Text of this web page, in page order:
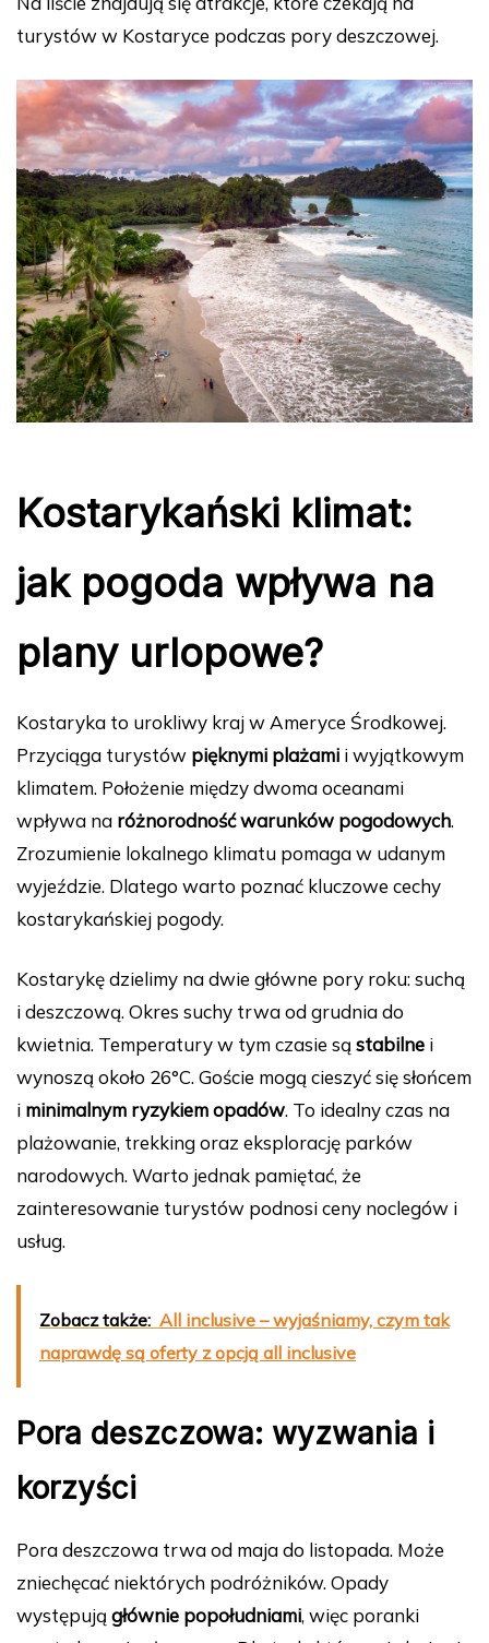
turystów w Kostaryce podczas pory deszczowej.
Kostarykański klimat:
jak pogoda wpływa na
plany urlopowe?
Kostaryka to urokliwy kraj w Ameryce Środkowej.
Przyciąga turystów pięknymi plażami i wyjątkowym
klimatem. Położenie między dwoma oceanami
wpływa na różnorodność warunków pogodowych.
Zrozumienie lokalnego klimatu pomaga w udanym
wyjeździe. Dlatego warto poznać kluczowe cechy
kostarykańskiej pogody.
Kostarykę dzielimy na dwie główne pory roku: suchą
i deszczową. Okres suchy trwa od grudnia do
kwietnia. Temperatury w tym czasie są stabilne i
wynoszą około 26°C. Goście mogą cieszyć się słońcem
i minimalnym ryzykiem opadów. To idealny czas na
plażowanie, trekking oraz eksplorację parków
narodowych. Warto jednak pamiętać, że
zainteresowanie turystów podnosi ceny noclegów i
usług.
Zobacz także: All inclusive – wyjaśniamy, czym tak
naprawdę są oferty z opcją all inclusive
Pora deszczowa: wyzwania i
korzyści
Pora deszczowa trwa od maja do listopada. Może
zniechęcać niektórych podróżników. Opady
występują głównie popołudniami, więc poranki